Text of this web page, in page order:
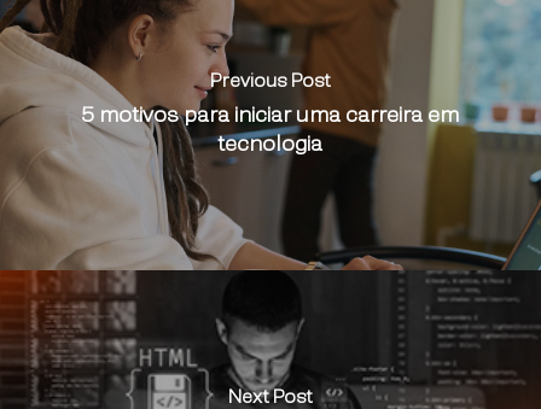
Previous Post
5 motivos para iniciar uma carreira em
tecnologia
Next Post